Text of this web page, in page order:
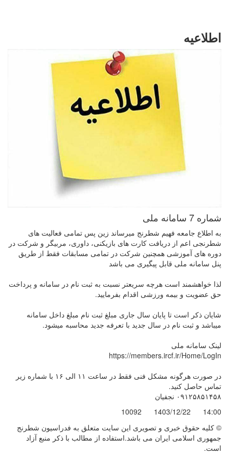
اطلاعیه
شماره 7 سامانه ملی
به اطلاع جامعه فهیم شطرنج میرساند زین پس تمامی فعالیت های
شطرنجی اعم از دریافت کارت های بازیکنی، داوری، مربیگر و شرکت در
دوره های آموزشی همچنین شرکت در تمامی مسابقات فقط از طریق
پنل سامانه ملی قابل پیگیری می باشد
لذا خواهشمند است هرچه سریعتر نسبت به ثبت نام در سامانه و پرداخت
حق عضویت و بیمه ورزشی اقدام بفرمایید.
شایان ذکر است تا پایان سال جاری مبلغ ثبت نام مبلغ داخل سامانه
میباشد و ثبت نام در سال جدید با تعرفه جدید محاسبه میشود.
لینک سامانه ملی
https://members.ircf.ir/Home/LogIn
در صورت هرگونه مشکل فنی فقط در ساعت ١١ الی ١۶ با شماره زیر
تماس حاصل کنید.
٠٩١٢۵٨۵١۴۵٨ نجفیان
14:00
1403/12/22
10092
© کليه حقوق خبری و تصويری اين سايت متعلق به فدراسیون شطرنج
جمهوری اسلامی ایران می باشد.استفاده از مطالب با ذكر منبع آزاد
است.